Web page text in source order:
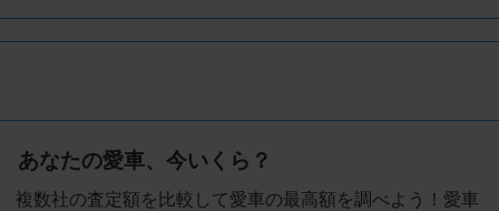
あなたの愛車、今いくら？
複数社の査定額を比較して愛車の最高額を調べよう！愛車